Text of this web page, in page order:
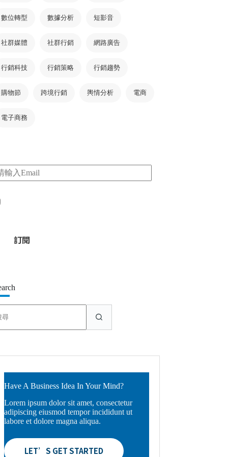
數位轉型 數據分析 短影音
社群媒體 社群行銷 網路廣告
行銷科技 行銷策略 行銷趨勢
購物節 跨境行銷 輿情分析 電商
電子商務
Have A Business Idea In Your Mind?
Lorem ipsum dolor sit amet, consectetur
adipiscing eiusmod tempor incididunt ut
labore et dolore magna aliqua.
LET’S GET STARTED